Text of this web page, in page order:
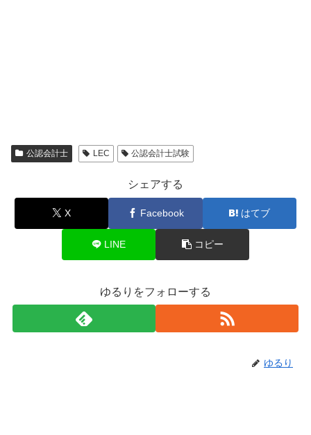
公認会計士 LEC 公認会計士試験
シェアする
X Facebook はてブ
LINE コピー
ゆるりをフォローする
ゆるり